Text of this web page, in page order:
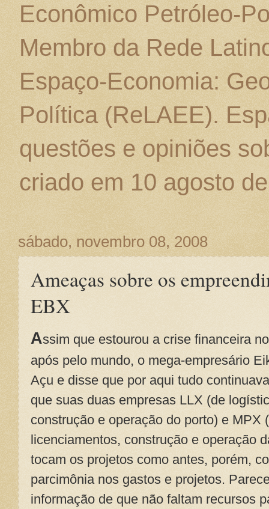
Econômico Petróleo-
Membro da Rede
Espaço-Economia:
Política (ReLAEE).
questões e opiniões
criado em 10 agosto
sábado, novembro 08, 2008
Ameaças sobre os
EBX
Assim que estourou a crise financeira
após pelo mundo, o mega-empresário
Açu e disse que por aqui tudo
que suas duas empresas LLX (de
construção e operação do porto) e MPX
licenciamentos, construção e operação
tocam os projetos como antes, porém,
parcimônia nos gastos e projetos.
informação de que não faltam recursos